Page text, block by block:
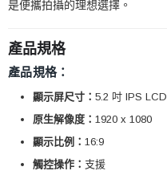
是便攜拍攝的理想選擇。
產品規格
產品規格：
顯示屏尺寸：5.2 吋 IPS LCD
原生解像度： 1920 x 1080
顯示比例： 16:9
觸控操作： 支援